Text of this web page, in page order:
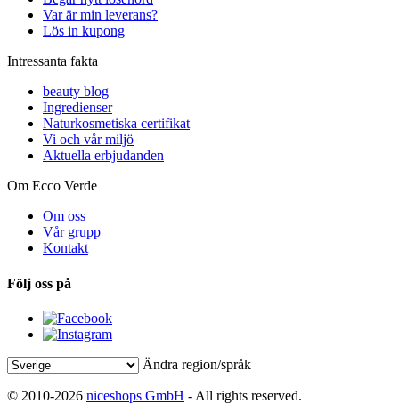
Var är min leverans?
Lös in kupong
Intressanta fakta
beauty blog
Ingredienser
Naturkosmetiska certifikat
Vi och vår miljö
Aktuella erbjudanden
Om Ecco Verde
Om oss
Vår grupp
Kontakt
Följ oss på
Ändra region/språk
© 2010-2026 niceshops GmbH - All rights reserved.